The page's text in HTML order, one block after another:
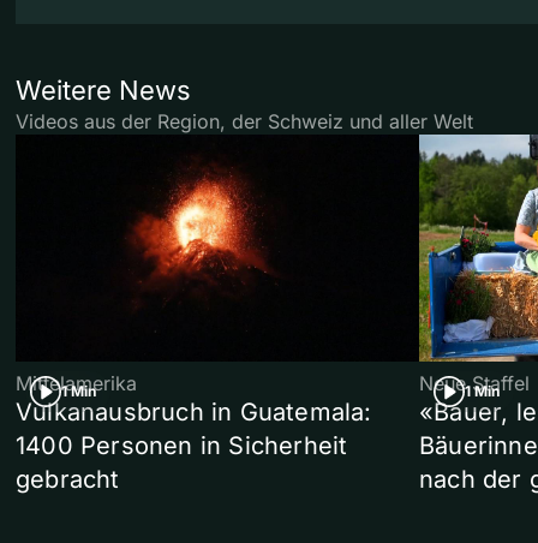
Weitere News
Videos aus der Region, der Schweiz und aller Welt
1 Min
Mittelamerika
Vulkanausbruch in Guatemala:
1400 Personen in Sicherheit
gebracht
1 Min
Neue Staffel
«Bauer,
nach der